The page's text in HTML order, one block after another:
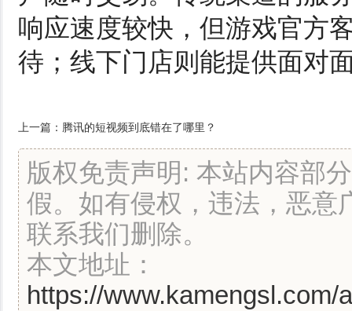
响应速度较快，但游戏官方
待；线下门店则能提供面对
上一篇： 腾讯的短视频到底错在了哪里？
版权免责声明: 本站内容部
假。如有侵权，违法，恶意
联系我们删除。
本文地址：
https://www.kamengsl.com/